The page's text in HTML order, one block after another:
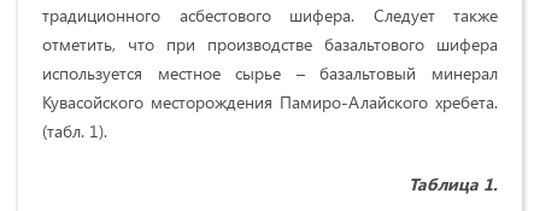
традиционного асбестового шифера. Следует также
отметить, что при производстве базальтового шифера
используется местное сырье – базальтовый минерал
Кувасойского месторождения Памиро-Алайского хребета.
(табл. 1).
Таблица 1.